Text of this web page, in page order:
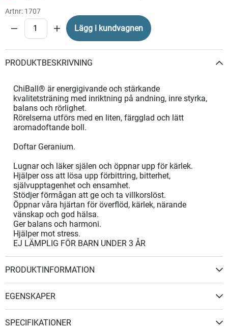
Artnr: 1707
Lägg i kundvagnen
PRODUKTBESKRIVNING
ChiBall® är energigivande och stärkande
kvalitetsträning med inriktning på andning, inre styrka,
balans och rörlighet.
Rörelserna utförs med en liten, färgglad och lätt
aromadoftande boll.
Doftar Geranium.
Lugnar och läker själen och öppnar upp för kärlek.
Hjälper oss att lösa upp förbittring, bitterhet,
självupptagenhet och ensamhet.
Stödjer förmågan att ge och ta villkorslöst.
Öppnar våra hjärtan för överflöd, kärlek, närande
vänskap och god hälsa.
Ger balans och harmoni.
Hjälper mot stress.
EJ LÄMPLIG FÖR BARN UNDER 3 ÅR
PRODUKTINFORMATION
EGENSKAPER
SPECIFIKATIONER